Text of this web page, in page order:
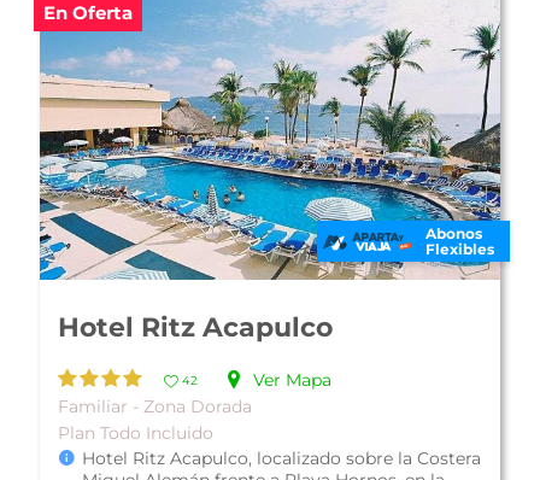
En Oferta
Abonos
Flexibles
Hotel Park Royal Acapulco
26
Ver Mapa
De Lujo - Zona Diamante
Plan Todo Incluido
El Hotel Park Royal Acapulco se encuentra en